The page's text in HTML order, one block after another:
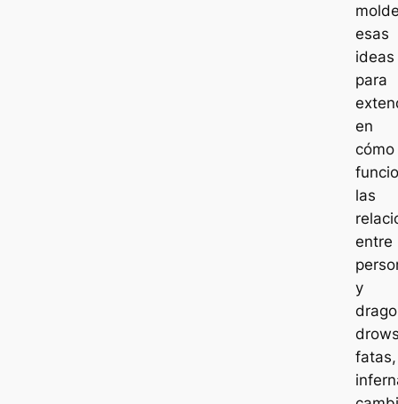
esas
ideas
para
en
cómo
las
entre
y
fatas,